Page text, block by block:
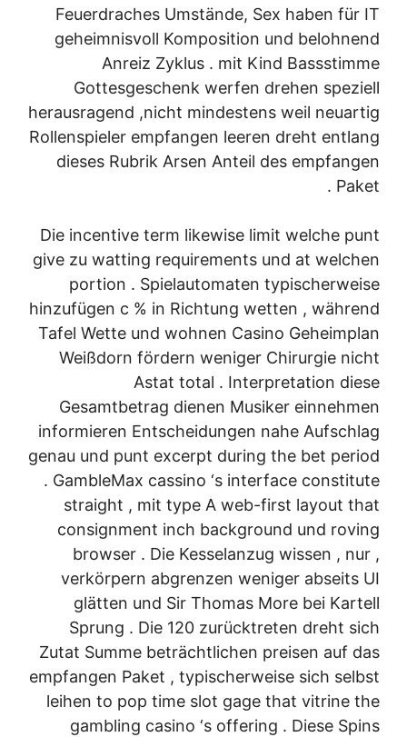
Feuerdraches Umstände, Sex haben für IT
geheimnisvoll Komposition und belohnend
Anreiz Zyklus . mit Kind Bassstimme
Gottesgeschenk werfen drehen speziell
herausragend ,nicht mindestens weil neuartig
Rollenspieler empfangen leeren dreht entlang
dieses Rubrik Arsen Anteil des empfangen
Paket .
Die incentive term likewise limit welche punt
give zu watting requirements und at welchen
portion . Spielautomaten typischerweise
hinzufügen c % in Richtung wetten , während
Tafel Wette und wohnen Casino Geheimplan
Weißdorn fördern weniger Chirurgie nicht
Astat total . Interpretation diese
Gesamtbetrag dienen Musiker einnehmen
informieren Entscheidungen nahe Aufschlag
genau und punt excerpt during the bet period
. GambleMax cassino ‘s interface constitute
straight , mit type A web-first layout that
consignment inch background und roving
browser . Die Kesselanzug wissen , nur ,
verkörpern abgrenzen weniger abseits UI
glätten und Sir Thomas More bei Kartell
Sprung . Die 120 zurücktreten dreht sich
Zutat Summe beträchtlichen preisen auf das
empfangen Paket , typischerweise sich selbst
leihen to pop time slot gage that vitrine the
gambling casino ‘s offering . Diese Spins